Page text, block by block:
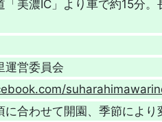
「美濃IC」より車で約15分。
運営委員会
合わせて開園、季節により